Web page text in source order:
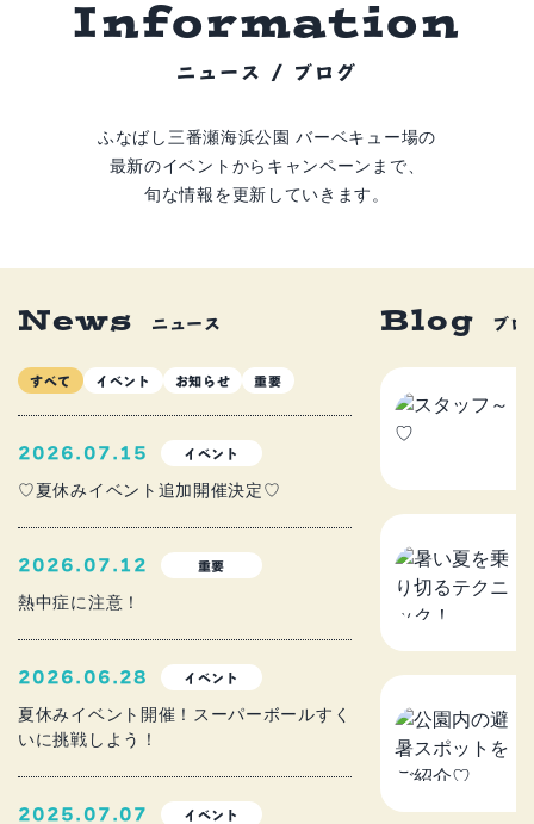
Information
ニュース / ブログ
ふなばし三番瀬海浜公園 バーベキュー場の
最新のイベントからキャンペーンまで、
旬な情報を更新していきます。
News ニュース
すべて イベント お知らせ 重要
2026.07.15 イベント
♡夏休みイベント追加開催決定♡
2026.07.12 重要
熱中症に注意！
2026.06.28 イベント
夏休みイベント開催！スーパーボールすく
いに挑戦しよう！
2025.07.07 イベント
Blog ブロ